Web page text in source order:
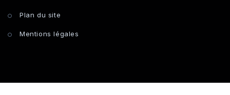
Plan du site
Mentions légales